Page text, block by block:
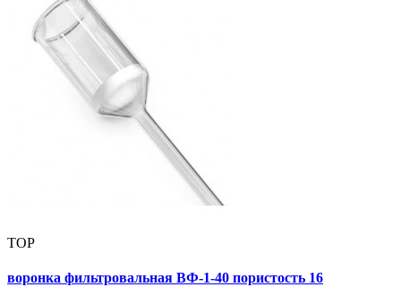
TOP
воронка фильтровальная ВФ-1-40 пористость 16